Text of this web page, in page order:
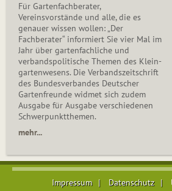
Für Gartenfachberater,
Vereinsvorstände und alle, die es
genauer wissen wollen: „Der
Fachberater“ informiert Sie vier Mal im
Jahr über gartenfachliche und
verbandspolitische Themen des Klein­
gar­ten­wesens. Die Ver­bands­zeit­schrift
des Bun­des­ver­ban­des Deutscher
Gartenfreunde widmet sich zudem
Ausgabe für Ausgabe verschiedenen
Schwer­punkt­the­men.
mehr...
Impressum Datenschutz